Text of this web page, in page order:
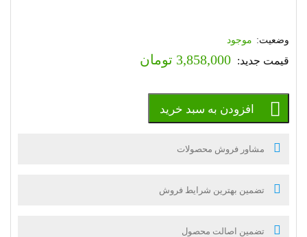
موجود
3,858,000 تومان
افزودن به سبد خرید
مشاور فروش محصولات
تضمین بهترین شرایط فروش
تضمین اصالت محصول